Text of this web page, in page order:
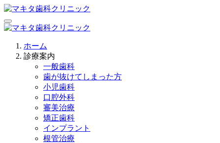
ホーム
診療案内
一般歯科
歯が抜けてしまった方
小児歯科
口腔外科
審美治療
矯正歯科
インプラント
根管治療